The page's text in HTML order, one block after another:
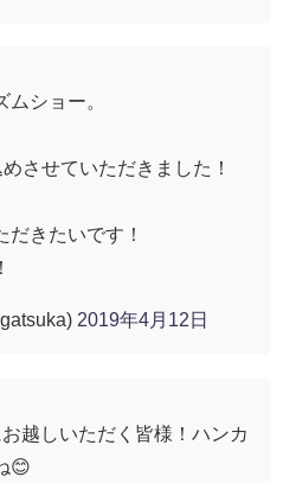
ショー。
させていただきました！
きたいです！
2019年4月12日
越しいただく皆様！ハンカ
😊